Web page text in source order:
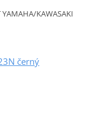
YAMAHA/KAWASAKI
černý